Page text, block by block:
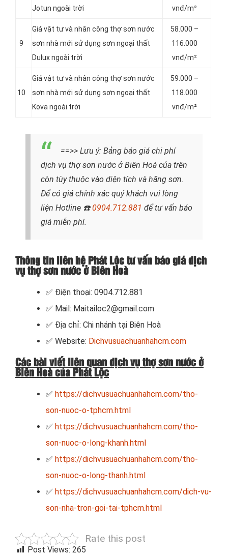
Jotun ngoài trời vnđ/m²
9
Giá vật tư và nhân công thợ sơn nước
sơn nhà mới sử dụng sơn ngoại thất
Dulux ngoài trời
58.000 –
116.000
vnđ/m²
10
Giá vật tư và nhân công thợ sơn nước
sơn nhà mới sử dụng sơn ngoại thất
Kova ngoài trời
59.000 –
118.000
vnđ/m²
==>> Lưu ý: Bảng báo giá chi phí
dịch vụ thợ sơn nước ở Biên Hoà của trên
còn tùy thuộc vào diện tích và hãng sơn.
Để có giá chính xác quý khách vui lòng
liện Hotline ☎️0904.712.881 để tư vấn báo
giá miễn phí.
Thông tin liên hệ Phát Lộc tư vấn báo giá dịch
vụ thợ sơn nước ở Biên Hoà
✅ Điện thoại: 0904.712.881
✅ Mail: Maitailoc2@gmail.com
✅ Địa chỉ: Chi nhánh tại Biên Hoà
✅ Website: Dichvusuachuanhahcm.com
Các bài viết liên quan dịch vụ thợ sơn nước ở
Biên Hoà của Phát Lộc
✅ https://dichvusuachuanhahcm.com/tho-
son-nuoc-o-tphcm.html
✅ https://dichvusuachuanhahcm.com/tho-
son-nuoc-o-long-khanh.html
✅ https://dichvusuachuanhahcm.com/tho-
son-nuoc-o-long-thanh.html
✅ https://dichvusuachuanhahcm.com/dich-vu-
son-nha-tron-goi-tai-tphcm.html
Rate this post
Post Views: 265